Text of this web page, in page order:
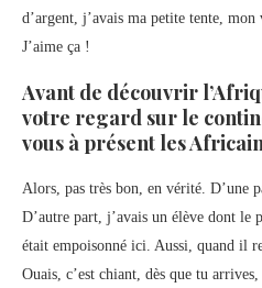
d’argent, j’avais ma petite tente,
J’aime ça !
Avant de découvrir
votre regard sur le
vous à présent les
Alors, pas très bon, en vérité. D’une
D’autre part, j’avais un élève dont
était empoisonné ici. Aussi, quand il
Ouais, c’est chiant, dès que tu